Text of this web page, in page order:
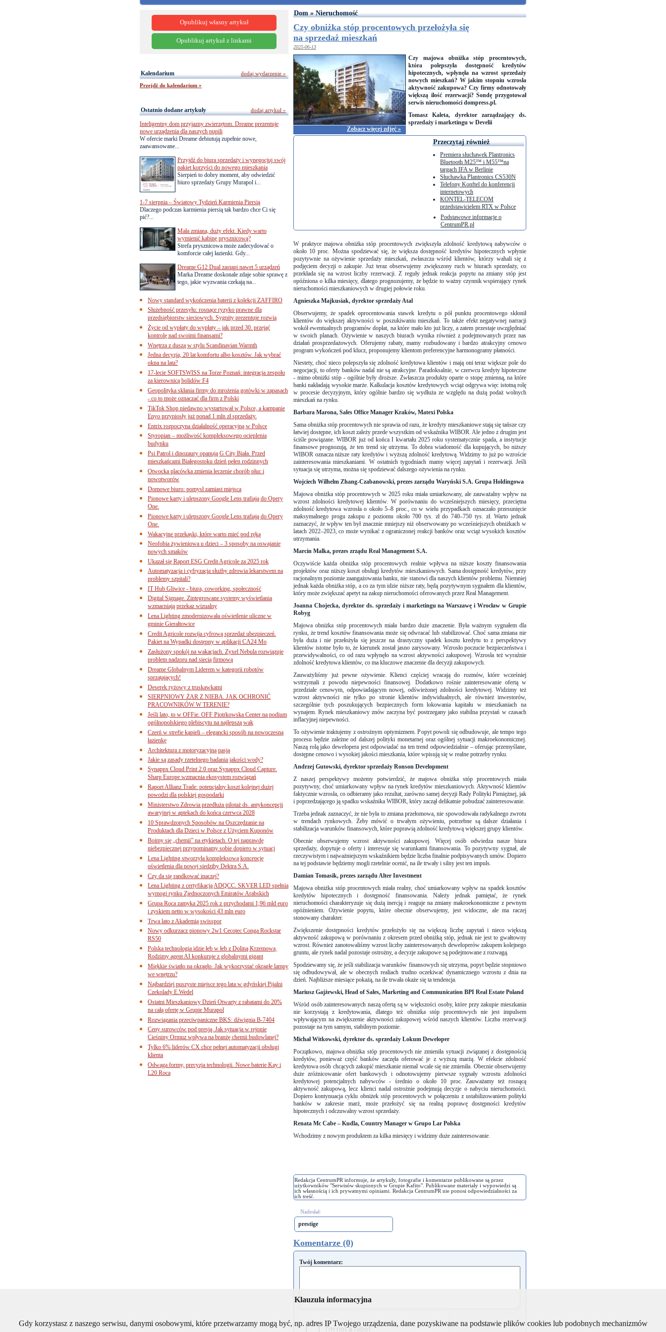
Dom » Nieruchomość
Czy obniżka stóp procentowych przełożyła się
na sprzedaż mieszkań
2025-06-13
Zobacz więcej zdjęć »
Czy majowa obniżka stóp procentowych,
która polepszyła dostępność kredytów
hipotecznych, wpłynęła na wzrost sprzedaży
nowych mieszkań? W jakim stopniu wzrosła
aktywność zakupowa? Czy firmy odnotowały
większą ilość rezerwacji? Sondę przygotował
serwis nieruchomości dompress.pl.
Tomasz Kaleta, dyrektor zarządzający ds.
sprzedaży i marketingu w Develii
Przeczytaj również
Premiera słuchawek Plantronics
Bluetooth M25™ i M55™na
targach IFA w Berlinie
Słuchawka Plantronics CS530N
Telefony Konftel do konferencji
internetowych
KONTEL-TELECOM
przedstawicielem RTX w Polsce
Podstawowe informacje o
CentrumPR.pl
W praktyce majowa obniżka stóp procentowych zwiększyła zdolność kredytową nabywców o
około 10 proc. Można spodziewać się, że większa dostępność kredytów hipotecznych wpłynie
pozytywnie na ożywienie sprzedaży mieszkań, zwłaszcza wśród klientów, którzy wahali się z
podjęciem decyzji o zakupie. Już teraz obserwujemy zwiększony ruch w biurach sprzedaży, co
przekłada się na wzrost liczby rezerwacji. Z reguły jednak reakcja popytu na zmiany stóp jest
opóźniona o kilka miesięcy, dlatego prognozujemy, że będzie to ważny czynnik wspierający rynek
nieruchomości mieszkaniowych w drugiej połowie roku.
Agnieszka Majkusiak, dyrektor sprzedaży Atal
Obserwujemy, że spadek oprocentowania stawek kredytu o pół punktu procentowego skłonił
klientów do większej aktywności w poszukiwaniu mieszkań. To także efekt negatywnej narracji
wokół ewentualnych programów dopłat, na które mało kto już liczy, a zatem przestaje uwzględniać
w swoich planach. Ożywienie w naszych biurach wynika również z podejmowanych przez nas
działań prosprzedażowych. Oferujemy rabaty, mamy rozbudowany i bardzo atrakcyjny cenowo
program wykończeń pod klucz, proponujemy klientom preferencyjne harmonogramy płatności.
Niestety, choć nieco polepszyła się zdolność kredytowa klientów i mają oni teraz większe pole do
negocjacji, to oferty banków nadal nie są atrakcyjne. Paradoksalnie, w czerwcu kredyty hipoteczne
- mimo obniżki stóp - ogólnie były droższe. Zwłaszcza produkty oparte o stopę zmienną, na które
banki nakładają wysokie marże. Kalkulacja kosztów kredytowych wciąż odgrywa więc istotną rolę
w procesie decyzyjnym, który ogólnie bardzo się wydłuża ze względu na dużą podaż wolnych
mieszkań na rynku.
Barbara Marona, Sales Office Manager Kraków, Matexi Polska
Sama obniżka stóp procentowych nie sprawia od razu, że kredyty mieszkaniowe stają się tańsze czy
łatwiej dostępne, ich koszt zależy przede wszystkim od wskaźnika WIBOR. Ale jedno z drugim jest
ściśle powiązane. WIBOR już od końca I kwartału 2025 roku systematycznie spada, a instytucje
finansowe prognozują, że ten trend się utrzyma. To dobra wiadomość dla kupujących, bo niższy
WIBOR oznacza niższe raty kredytów i wyższą zdolność kredytową. Widzimy to już po wzroście
zainteresowania mieszkaniami. W ostatnich tygodniach mamy więcej zapytań i rezerwacji. Jeśli
sytuacja się utrzyma, można się spodziewać dalszego ożywienia na rynku.
Wojciech Wilhelm Zhang-Czabanowski, prezes zarządu Waryński S.A. Grupa Holdingowa
Majowa obniżka stóp procentowych w 2025 roku miała umiarkowany, ale zauważalny wpływ na
wzrost zdolności kredytowej klientów. W porównaniu do wcześniejszych miesięcy, przeciętna
zdolność kredytowa wzrosła o około 5–8 proc., co w wielu przypadkach oznaczało przesunięcie
maksymalnego progu zakupu z poziomu około 700 tys. zł do 740–750 tys. zł. Warto jednak
zaznaczyć, że wpływ ten był znacznie mniejszy niż obserwowany po wcześniejszych obniżkach w
latach 2022–2023, co może wynikać z ograniczonej reakcji banków oraz wciąż wysokich kosztów
utrzymania.
Marcin Malka, prezes zrządu Real Management S.A.
Oczywiście każda obniżka stóp procentowych realnie wpływa na niższe koszty finansowania
projektów oraz niższy koszt obsługi kredytów mieszkaniowych. Sama dostępność kredytów, przy
racjonalnym poziomie zaangażowania banku, nie stanowi dla naszych klientów problemu. Niemniej
jednak każda obniżka stóp, a co za tym idzie niższe raty, będą pozytywnym sygnałem dla klientów,
który może zwiększać apetyt na zakup nieruchomości oferowanych przez Real Management.
Joanna Chojecka, dyrektor ds. sprzedaży i marketingu na Warszawę i Wrocław w Grupie
Robyg
Majowa obniżka stóp procentowych miała bardzo duże znaczenie. Była ważnym sygnałem dla
rynku, że trend kosztów finansowania może się odwracać lub stabilizować. Choć sama zmiana nie
była duża i nie przełożyła się jeszcze na drastyczny spadek kosztu kredytu to z perspektywy
klientów istotne było to, że kierunek został jasno zarysowany. Wzrosło poczucie bezpieczeństwa i
przewidywalności, co od razu wpłynęło na wzrost aktywności zakupowej. Wzrosła też wyraźnie
zdolność kredytowa klientów, co ma kluczowe znaczenie dla decyzji zakupowych.
Zauważyliśmy już pewne ożywienie. Klienci częściej wracają do rozmów, które wcześniej
wstrzymali z powodu niepewności finansowej. Dodatkowo rośnie zainteresowanie ofertą w
przedziale cenowym, odpowiadającym nowej, odświeżonej zdolności kredytowej. Widzimy też
wzrost aktywności nie tylko po stronie klientów indywidualnych, ale również inwestorów,
szczególnie tych poszukujących bezpiecznych form lokowania kapitału w mieszkaniach na
wynajem. Rynek mieszkaniowy znów zaczyna być postrzegany jako stabilna przystań w czasach
inflacyjnej niepewności.
To ożywienie traktujemy z ostrożnym optymizmem. Popyt powoli się odbudowuje, ale tempo tego
procesu będzie zależne od dalszej polityki monetarnej oraz ogólnej sytuacji makroekonomicznej.
Naszą rolą jako dewelopera jest odpowiadać na ten trend odpowiedzialnie – oferując przemyślane,
dostępne cenowo i wysokiej jakości mieszkania, które wpisują się w realne potrzeby rynku.
Andrzej Gutowski, dyrektor sprzedaży Ronson Development
Z naszej perspektywy możemy potwierdzić, że majowa obniżka stóp procentowych miała
pozytywny, choć umiarkowany wpływ na rynek kredytów mieszkaniowych. Aktywność klientów
faktycznie wzrosła, co odbieramy jako rezultat, zarówno samej decyzji Rady Polityki Pieniężnej, jak
i poprzedzającego ją spadku wskaźnika WIBOR, który zaczął delikatnie pobudzać zainteresowanie.
Trzeba jednak zaznaczyć, że nie była to zmiana przełomowa, nie spowodowała radykalnego zwrotu
w trendach rynkowych. Żeby mówić o trwałym ożywieniu, potrzebne są dalsze działania i
stabilizacja warunków finansowych, które poprawią zdolność kredytową większej grupy klientów.
Obecnie obserwujemy wzrost aktywności zakupowej. Więcej osób odwiedza nasze biura
sprzedaży, dopytuje o oferty i interesuje się warunkami finansowania. To pozytywny sygnał, ale
rzeczywistym i najważniejszym wskaźnikiem będzie liczba finalnie podpisywanych umów. Dopiero
na tej podstawie będziemy mogli rzetelnie ocenić, na ile trwały i silny jest ten impuls.
Damian Tomasik, prezes zarządu Alter Investment
Majowa obniżka stóp procentowych miała realny, choć umiarkowany wpływ na spadek kosztów
kredytów hipotecznych i dostępność finansowania. Należy jednak pamiętać, że rynek
nieruchomości charakteryzuje się dużą inercją i reaguje na zmiany makroekonomiczne z pewnym
opóźnieniem. Ożywienie popytu, które obecnie obserwujemy, jest widoczne, ale ma raczej
stonowany charakter.
Zwiększenie dostępności kredytów przełożyło się na większą liczbę zapytań i nieco większą
aktywność zakupową w porównaniu z okresem przed obniżką stóp, jednak nie jest to gwałtowny
wzrost. Również zanotowaliśmy wzrost liczby zainteresowanych deweloperów zakupem kolejnego
gruntu, ale rynek nadal pozostaje ostrożny, a decyzje zakupowe są podejmowane z rozwagą.
Spodziewamy się, że jeśli stabilizacja warunków finansowych się utrzyma, popyt będzie stopniowo
się odbudowywał, ale w obecnych realiach trudno oczekiwać dynamicznego wzrostu z dnia na
dzień. Najbliższe miesiące pokażą, na ile trwała okaże się ta tendencja.
Mariusz Gajżewski, Head of Sales, Marketing and Communication BPI Real Estate Poland
Wśród osób zainteresowanych naszą ofertą są w większości osoby, które przy zakupie mieszkania
nie korzystają z kredytowania, dlatego też obniżka stóp procentowych nie jest impulsem
wpływającym na zwiększenie aktywności zakupowej wśród naszych klientów. Liczba rezerwacji
pozostaje na tym samym, stabilnym poziomie.
Michał Witkowski, dyrektor ds. sprzedaży Lokum Deweloper
Początkowo, majowa obniżka stóp procentowych nie zmieniła sytuacji związanej z dostępnością
kredytów, ponieważ część banków zaczęła oferować je z wyższą marżą. W efekcie zdolność
kredytowa osób chcących zakupić mieszkanie niemal wcale się nie zmieniła. Obecnie obserwujemy
duże zróżnicowanie ofert bankowych i odnotowujemy pierwsze sygnały wzrostu zdolności
kredytowej potencjalnych nabywców - średnio o około 10 proc. Zauważamy też rosnącą
aktywność zakupową, lecz klienci nadal ostrożnie podejmują decyzje o nabyciu nieruchomości.
Dopiero kontynuacja cyklu obniżek stóp procentowych w połączeniu z ustabilizowaniem polityki
banków w zakresie marż, może przełożyć się na realną poprawę dostępności kredytów
hipotecznych i odczuwalny wzrost sprzedaży.
Renata Mc Cabe – Kudla, Country Manager w Grupo Lar Polska
Wchodzimy z nowym produktem za kilka miesięcy i widzimy duże zainteresowanie.
Redakcja CentrumPR informuje, że artykuły, fotografie i komentarze publikowane są przez
użytkowników "Serwisów skupionych w Grupie Kafito". Publikowane materiały i wypowiedzi są
ich własnością i ich prywatnymi opiniami. Redakcja CentrumPR nie ponosi odpowiedzialności za
ich treść.
Nadesłał:
prestige
Komentarze (0)
Twój komentarz:
Opublikuj własny artykuł
Opublikuj artykuł z linkami
Kalendarium
Przejdź do kalendarium »
dodaj wydarzenie »
Ostatnio dodane artykuły
Inteligentny dom przyjazny zwierzętom. Dreame prezentuje
nowe urządzenia dla naszych pupili
W ofercie marki Dreame debiutują zupełnie nowe,
zaawansowane...
Przyjdź do biura sprzedaży i wynegocjuj swój
pakiet korzyści do nowego mieszkania
Sierpień to dobry moment, aby odwiedzić
biuro sprzedaży Grupy Murapol i...
1-7 sierpnia – Światowy Tydzień Karmienia Piersią
Dlaczego podczas karmienia piersią tak bardzo chce Ci się
pić?...
Mała zmiana, duży efekt. Kiedy warto
wymienić kabinę prysznicową?
Strefa prysznicowa może zadecydować o
komforcie całej łazienki. Gdy...
Dreame G12 Dual zastąpi nawet 5 urządzeń
Marka Dreame doskonale zdaje sobie sprawę z
tego, jakie wyzwania czekają na...
Nowy standard wykończenia baterii z kolekcji ZAFFIRO
Służebność przesyłu: rosnące ryzyko prawne dla
przedsiębiorstw sieciowych. Sygnity prezentuje rozwią
Życie od wypłaty do wypłaty – jak przed 30. przejąć
kontrolę nad swoimi finansami?
Wnętrza z duszą w stylu Scandinavian Warmth
Jedna decyzja, 20 lat komfortu albo kosztów. Jak wybrać
okna na lata?
17-lecie SOFTSWISS na Torze Poznań: integracja zespołu
za kierownicą bolidów F4
Geopolityka skłania firmy do mrożenia gotówki w zapasach
- co to może oznaczać dla firm z Polski
TikTok Shop niedawno wystartował w Polsce, a kampanie
Enyo przyniosły już ponad 1 mln zł sprzedaży.
Entrix rozpoczyna działalność operacyjną w Polsce
Styropian – możliwość kompleksowego ocieplenia
budynku
Psi Patrol i dinozaury opanują G City Biała. Przed
mieszkańcami Białegostoku dzień pełen rodzinnych
Otwocka placówka zmienia leczenie chorób płuc i
nowotworów
Domowe biuro: pomysł zamiast miejsca
Pionowe karty i ulepszony Google Lens trafiają do Opery
One.
Pionowe karty i ulepszony Google Lens trafiają do Opery
One.
Wakacyjne przekąski, które warto mieć pod ręką
Neofobia żywieniowa u dzieci – 3 sposoby na oswajanie
nowych smaków
Ukazał się Raport ESG Credit Agricole za 2025 rok
Automatyzacja i cyfryzacja służby zdrowia lekarstwem na
problemy szpitali?
IT Hub Gliwice - biura, coworking, społeczność
Digital Signage. Zintegrowane systemy wyświetlania
wzmacniają przekaz wizualny
Lena Lighting zmodernizowała oświetlenie uliczne w
gminie Gierałtowice
Credit Agricole rozwija cyfrową sprzedaż ubezpieczeń.
Pakiet na Wypadki dostępny w aplikacji CA24 Mo
Zasłużony spokój na wakacjach. Zyxel Nebula rozwiązuje
problem nadzoru nad siecią firmową
Dreame Globalnym Liderem w kategorii robotów
sprzątających!
Deserek ryżowy z truskawkami
SIERPNIOWY ŻAR Z NIEBA. JAK OCHRONIĆ
PRACOWNIKÓW W TERENIE?
Jeśli lato, to w OFFie. OFF Piotrkowska Center na podium
ogólnopolskiego plebiscytu na najlepszą wak
Czerń w strefie kąpieli – elegancki sposób na nowoczesną
łazienkę
Architektura z motoryzacyjną pasją
Jakie są zasady rzetelnego badania jakości wody?
Synappx Cloud Print 2.0 oraz Synappx Cloud Capture.
Sharp Europe wzmacnia ekosystem rozwiązań
Raport Allianz Trade: potencjalny koszt kolejnej dużej
powodzi dla polskiej gospodarki
Ministerstwo Zdrowia przedłuża pilotaż ds. antykoncepcji
awaryjnej w aptekach do końca czerwca 2028
10 Sprawdzonych Sposobów na Oszczędzanie na
Produktach dla Dzieci w Polsce z Użyciem Kuponów
Boimy się „chemii” na etykietach. O tej naprawdę
niebezpiecznej przypominamy sobie dopiero w sytuacj
Lena Lighting stworzyła kompleksową koncepcję
oświetlenia dla nowej siedziby Dektra S.A.
Czy da się randkować inaczej?
Lena Lighting z certyfikacją ADQCC. SKVER LED spełnia
wymogi rynku Zjednoczonych Emiratów Arabskich
Grupa Roca zamyka 2025 rok z przychodami 1,96 mld euro
i zyskiem netto w wysokości 43 mln euro
Trwa lato z Akademią swisspor
Nowy odkurzacz pionowy 2w1 Cecotec Conga Rockstar
RS50
Polska technologia idzie łeb w łeb z Doliną Krzemową.
Rodzimy agent AI konkuruje z globalnymi gigant
Miękkie światło na okrągło. Jak wykorzystać okrągłe lampy
we wnętrzu?
Najbardziej puszyste miejsce tego lata w gdyńskiej Pijalni
Czekolady E.Wedel
Ostatni Mieszkaniowy Dzień Otwarty z rabatami do 20%
na całą ofertę w Grupie Murapol
Rozwiązania przeciwpaniczne BKS: dźwignia B-7404
Ceny surowców pod presją. Jak sytuacja w rejonie
Cieśniny Ormuz wpływa na branżę chemii budowlanej?
Tylko 6% liderów CX chce pełnej automatyzacji obsługi
klienta
Odwaga formy, precyzja technologii. Nowe baterie Kay i
L20 Roca
dodaj artykuł »
Klauzula informacyjna
Gdy korzystasz z naszego serwisu, danymi osobowymi, które przetwarzamy mogą być, np. adres IP Twojego urządzenia, dane pozyskiwane na podstawie plików cookies lub podobnych mechanizmów